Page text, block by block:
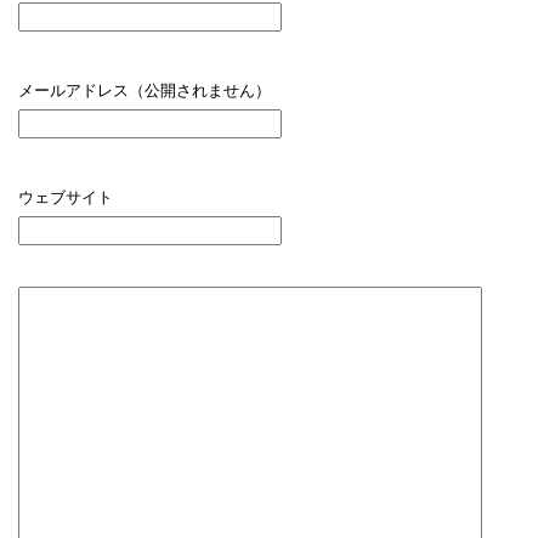
メールアドレス（公開されません）
ウェブサイト